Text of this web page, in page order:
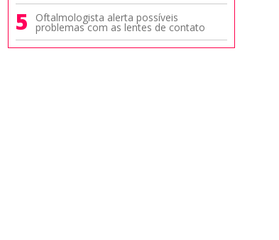
5 Oftalmologista alerta possíveis
problemas com as lentes de contato